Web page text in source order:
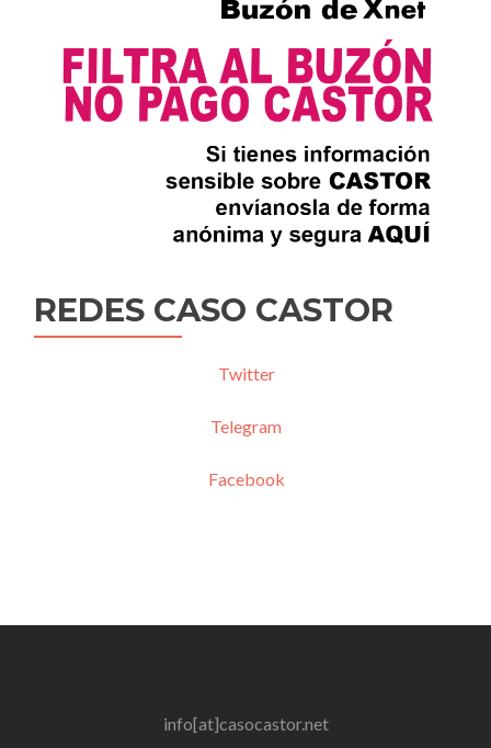
REDES CASO CASTOR
Twitter
Telegram
Facebook
info[at]casocastor.net